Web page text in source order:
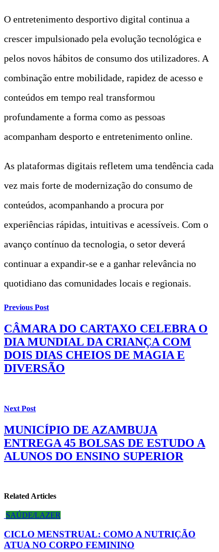
O entretenimento desportivo digital continua a
crescer impulsionado pela evolução tecnológica e
pelos novos hábitos de consumo dos utilizadores. A
combinação entre mobilidade, rapidez de acesso e
conteúdos em tempo real transformou
profundamente a forma como as pessoas
acompanham desporto e entretenimento online.
As plataformas digitais refletem uma tendência cada
vez mais forte de modernização do consumo de
conteúdos, acompanhando a procura por
experiências rápidas, intuitivas e acessíveis. Com o
avanço contínuo da tecnologia, o setor deverá
continuar a expandir-se e a ganhar relevância no
quotidiano das comunidades locais e regionais.
Previous Post
CÂMARA DO CARTAXO CELEBRA O
DIA MUNDIAL DA CRIANÇA COM
DOIS DIAS CHEIOS DE MAGIA E
DIVERSÃO
Next Post
MUNICÍPIO DE AZAMBUJA
ENTREGA 45 BOLSAS DE ESTUDO A
ALUNOS DO ENSINO SUPERIOR
Related Articles
SAÚDE/LAZER
CICLO MENSTRUAL: COMO A NUTRIÇÃO
ATUA NO CORPO FEMININO